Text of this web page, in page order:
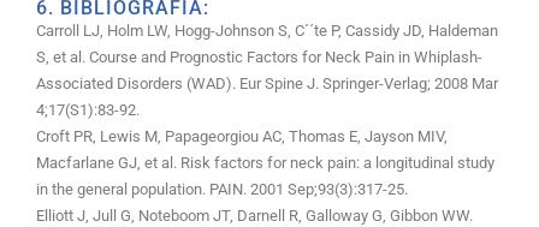
6. BIBLIOGRAFÍA:
Carroll LJ, Holm LW, Hogg-Johnson S, C´´te P, Cassidy JD, Haldeman
S, et al. Course and Prognostic Factors for Neck Pain in Whiplash-
Associated Disorders (WAD). Eur Spine J. Springer-Verlag; 2008 Mar
4;17(S1):83-92.
Croft PR, Lewis M, Papageorgiou AC, Thomas E, Jayson MIV,
Macfarlane GJ, et al. Risk factors for neck pain: a longitudinal study
in the general population. PAIN. 2001 Sep;93(3):317-25.
Elliott J, Jull G, Noteboom JT, Darnell R, Galloway G, Gibbon WW.